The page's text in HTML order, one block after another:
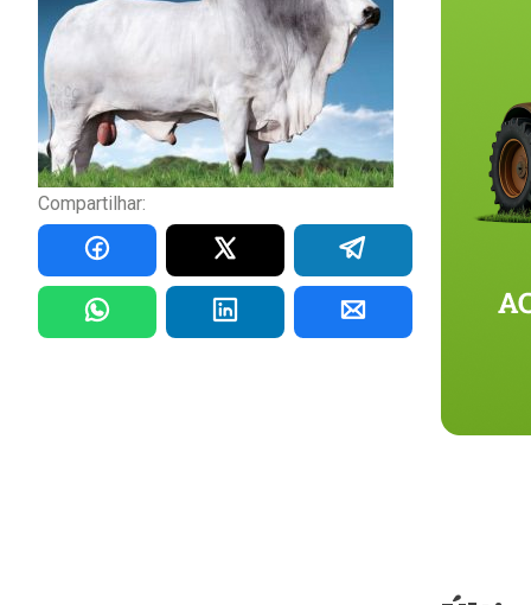
Compartilhar: